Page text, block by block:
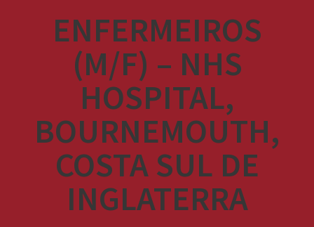
ENFERMEIROS
(M/F) – NHS
HOSPITAL,
BOURNEMOUTH,
COSTA SUL DE
INGLATERRA